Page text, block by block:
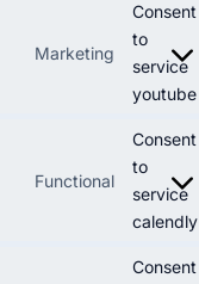
Marketing
Consent
to
service
youtube
Functional
Consent
to
service
calendly
Consent